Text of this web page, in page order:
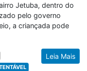
Jetuba, dentro do
pelo governo
a criançada pode
Leia Mais